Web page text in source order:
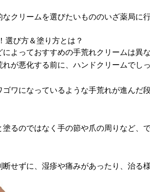
クリームを選びたいもののいざ薬局
選び方＆塗り方とは？
よっておすすめの手荒れクリームは
が悪化する前に、ハンドクリームでし
ワになっているような手荒れが進ん
るのではなく手の節や爪の周りなど
せずに、湿疹や痛みがあったり、治る